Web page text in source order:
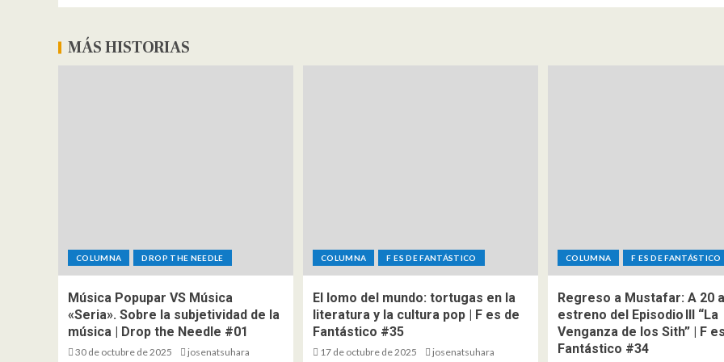
MÁS HISTORIAS
COLUMNA DROP THE NEEDLE
Música Popupar VS Música
«Seria». Sobre la subjetividad de la
música | Drop the Needle #01
30 de octubre de 2025 josenatsuhara
COLUMNA F ES DE FANTÁSTICO
El lomo del mundo: tortugas en la
literatura y la cultura pop | F es de
Fantástico #35
17 de octubre de 2025 josenatsuhara
COLUMNA F ES DE FANTÁSTICO
Regreso a Mustafar: A 20
estreno del Episodio III “La
Venganza de los Sith” | F
Fantástico #34